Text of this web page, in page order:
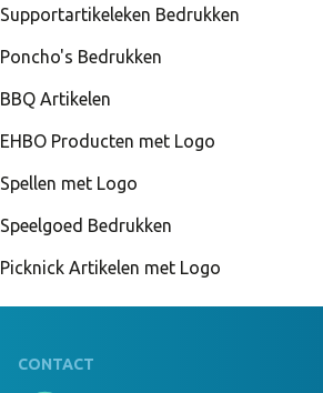
Supportartikeleken Bedrukken
Poncho's Bedrukken
BBQ Artikelen
EHBO Producten met Logo
Spellen met Logo
Speelgoed Bedrukken
Picknick Artikelen met Logo
CONTACT